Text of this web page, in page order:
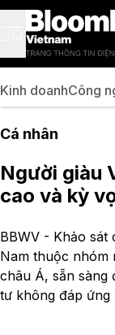
Kinh doanhCông
Cá nhân
Người giàu
cao và kỳ
BBWV - Khảo sát
Nam thuộc nhóm
châu Á, sẵn sàng
tư không đáp ứng